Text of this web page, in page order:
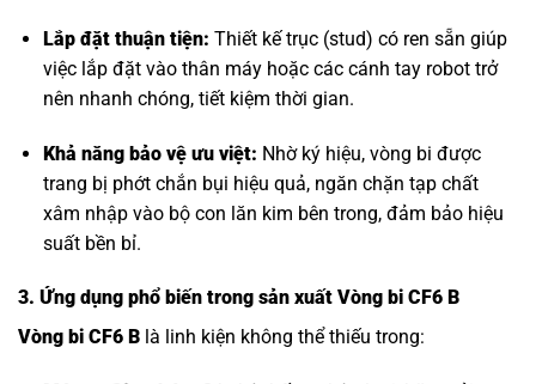
Lắp đặt thuận tiện: Thiết kế trục (stud) có ren sẵn giúp
việc lắp đặt vào thân máy hoặc các cánh tay robot trở
nên nhanh chóng, tiết kiệm thời gian.
Khả năng bảo vệ ưu việt: Nhờ ký hiệu, vòng bi được
trang bị phớt chắn bụi hiệu quả, ngăn chặn tạp chất
xâm nhập vào bộ con lăn kim bên trong, đảm bảo hiệu
suất bền bỉ.
3. Ứng dụng phổ biến trong sản xuất Vòng bi CF6 B
Vòng bi CF6 B là linh kiện không thể thiếu trong: